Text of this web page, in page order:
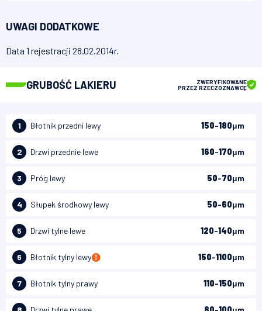
UWAGI DODATKOWE
Data 1 rejestracji 28.02.2014r.
GRUBOŚĆ LAKIERU
ZWERYFIKOWANE
PRZEZ RZECZOZNAWCĘ
1 Błotnik przedni lewy 150-180μm
2 Drzwi przednie lewe 160-170μm
3 Próg lewy 50-70μm
4 Słupek środkowy lewy 50-60μm
5 Drzwi tylne lewe 120-140μm
6 Błotnik tylny lewy 150-1100μm
200-300
7 Błotnik tylny prawy 110-150μm